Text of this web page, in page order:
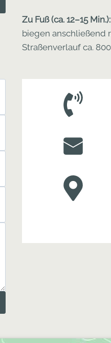
Zu Fuß (ca. 12–15 Min.):
biegen anschließend
Straßenverlauf ca.